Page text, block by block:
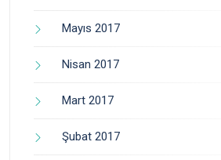
Mayıs 2017
Nisan 2017
Mart 2017
Şubat 2017